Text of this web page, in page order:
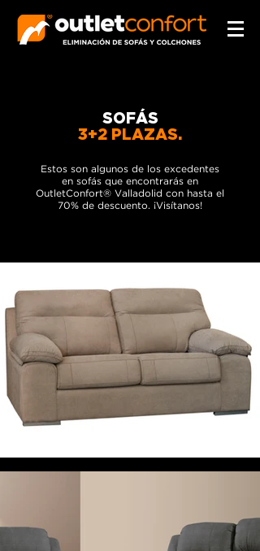
SOFÁS
3+2 PLAZAS.
Estos son algunos de los excedentes
en sofás que encontrarás en
OutletConfort® Valladolid con hasta el
70% de descuento. ¡Visítanos!